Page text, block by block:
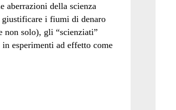
aberrazioni della scienza
giustificare i fiumi di denaro
non solo), gli “scienziati”
esperimenti ad effetto come